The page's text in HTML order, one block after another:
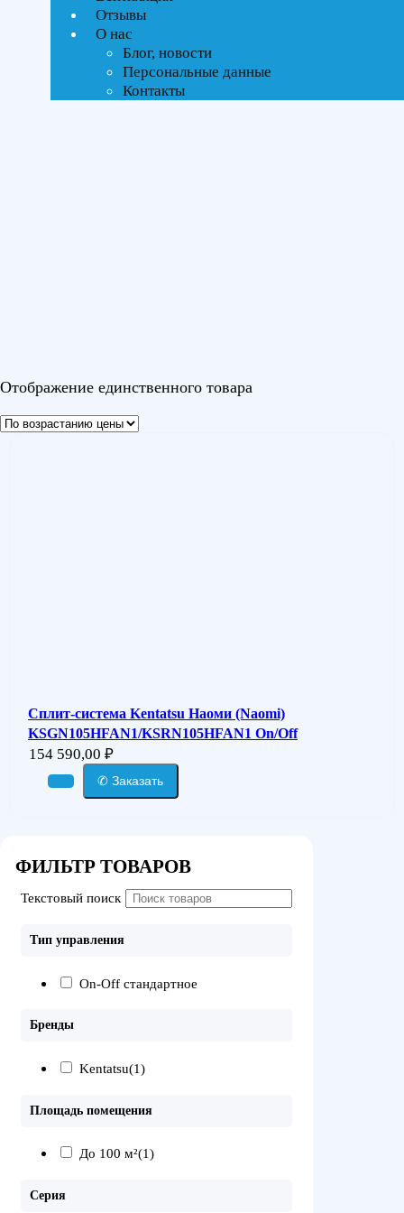
Отзывы
О нас
Блог, новости
Персональные данные
Контакты
Тип управления
On-Off стандартное
Бренды
Отображение единственного товара
Сплит-система Kentatsu Наоми (Naomi)
KSGN105HFAN1/KSRN105HFAN1 On/Off
154 590,00 ₽
✆ Заказать
ФИЛЬТР ТОВАРОВ
Текстовый поиск
Тип управления
On-Off стандартное
Бренды
Kentatsu(1)
Площадь помещения
До 100 м²(1)
Серия